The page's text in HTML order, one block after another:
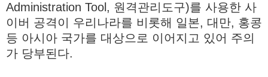
Administration Tool, 원격관리도구)를 사용한 사
이버 공격이 우리나라를 비롯해 일본, 대만, 홍콩
등 아시아 국가를 대상으로 이어지고 있어 주의
가 당부된다.